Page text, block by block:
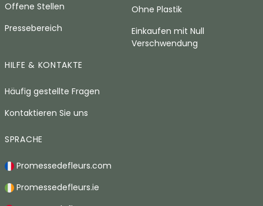
Offene Stellen
Pressebereich
Ohne Plastik
Einkaufen mit Null
Verschwendung
HILFE & KONTAKTE
Häufig gestellte Fragen
Kontaktieren Sie uns
SPRACHE
Promessedefleurs.com
Promessedefleurs.ie